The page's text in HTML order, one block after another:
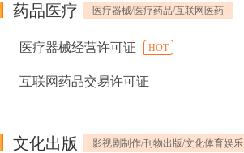
药品医疗 医疗器械/医疗药品/互联网医药
医疗器械经营许可证 HOT
互联网药品交易许可证
文化出版 影视剧制作/刊物出版/文化体育娱乐